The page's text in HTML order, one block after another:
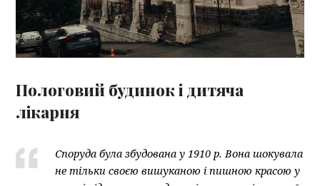
Пологовий будинок і дитяча
лікарня
Споруда була збудована у 1910 р. Вона шокувала
не тільки своєю вишуканою і пишною красою у